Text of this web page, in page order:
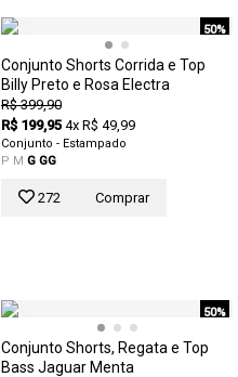
50%
Conjunto Shorts Corrida e Top
Billy Preto e Rosa Electra
R$ 399,90
R$ 199,95 4x R$ 49,99
Conjunto - Estampado
P M G GG
272 Comprar
50%
Conjunto Shorts, Regata e Top
Bass Jaguar Menta